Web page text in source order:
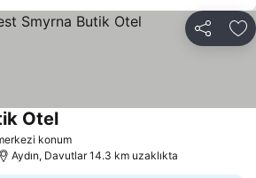
Paylaş
konumFiyatları görün
OtelFiyatları görün
Aydın, Davutlar 14.3 km uzaklıkta